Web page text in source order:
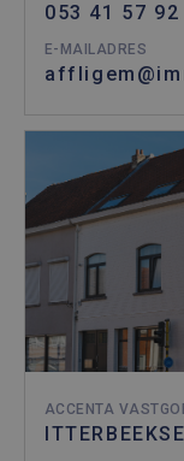
053 41 57 92
E-MAILADRES
ACCENTA